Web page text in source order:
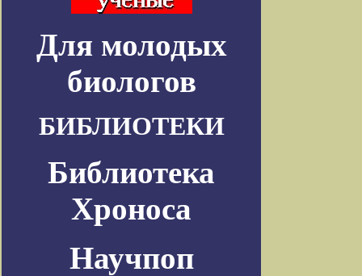
Для молодых
биологов
БИБЛИОТЕКИ
Библиотека
Хроноса
Научпоп